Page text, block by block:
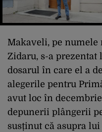
Makaveli, pe
Zidaru, s-a
dosarul în care el a
alegerile pentru
avut loc în
depunerii plângerii
susținut că asupra